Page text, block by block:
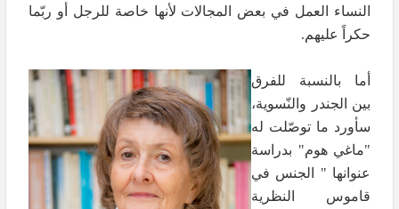
النساء العمل في بعض المجالات لأنها خاصة للرجل أو ربّما
حكراً عليهم.
أما بالنسبة للفرق
بين الجندر والنّسوية،
سأورد ما توصّلت له
"ماغي هوم" بدراسة
عنوانها " الجنس في
قاموس النظرية